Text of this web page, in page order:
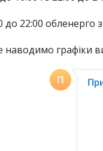
до 22:00 обленерго
наводимо графіки